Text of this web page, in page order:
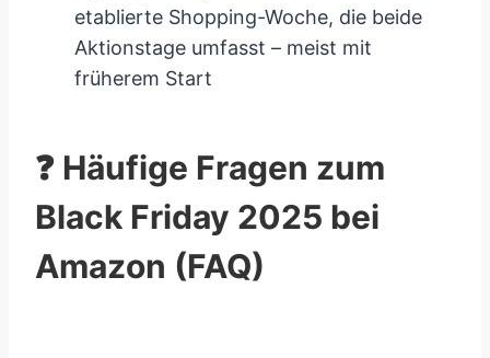
etablierte Shopping-Woche, die beide
Aktionstage umfasst – meist mit
früherem Start
❓ Häufige Fragen zum
Black Friday 2025 bei
Amazon (FAQ)